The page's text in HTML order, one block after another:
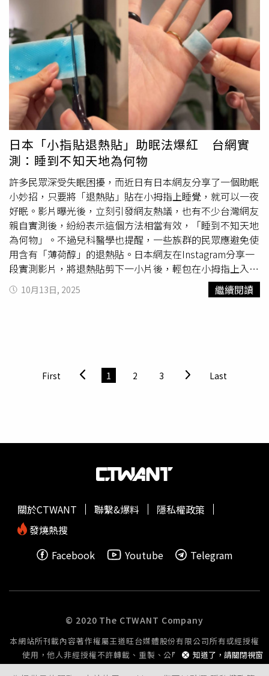
停。高寶勝雙腳被砍斷一事直到他死前仍耿耿於懷，家屬1
日舉辦告別式，高寶勝的20歲徐姓義子為完成義父遺願，1
日下午近2時許和30歲的王姓男子掌握黑狗當時前往中華路
與漢口街一段停車場停車時，立即持辣椒水朝黑狗噴灑，由
王男環抱控制黑狗的行動，徐男則動手砍斷黑狗的腳筋，以
為義父報仇。事發後，徐男和王男也未離開現場，反而是冷
眼看著在地上不斷哀嚎的黑狗，並主動撥打110電話自首，
同時表示有人需要送醫。警方獲報到場後，也立即將2人帶
回，並將黑狗緊急送醫。萬華分局指出，本案已報請台北地
檢署指揮偵辦。全案預計將在2日偵訊完畢，並依重傷害罪
移送偵辦。
日本「小指貼退熱貼」助眠法爆紅 台網實
測：睡到不知天地為何物
許多民眾深受失眠困擾，而近日有日本網友分享了一個助眠
小妙招，只要將「退熱貼」貼在小拇指上睡覺，就可以一夜
好眠。影片曝光後，立刻引發網友熱議，也有不少台灣網友
親自實測後，紛紛表示這個方法相當有效，「睡到不知天地
為何物」。不過兒科醫學也提醒，一些族群的民眾應避免使
用含有「薄荷醇」的退熱貼。日本網友在Instagram分享一
段實測影片，將退熱貼剪下一小片後，輕包在小拇指上入
睡，醒來後感覺神清氣爽，睡得非常好。原PO也解釋這麼
做的原因，由於小拇指的反射區與心臟、腎臟、自主神經相
次隔天早上有腦袋很清新的感覺」、「親測有效，很誇張，
睡到不知天地為何物」、「本身為安眠藥+眼罩+耳塞的重度
這個方法，今天自然醒，整個人神清氣爽」。不過也有網友
失眠還是去看醫生吧」、「躺了2小時還是睡不著，沒
料」、「貼了，結果晚上做了3個血腥惡夢」。事實上，馬
中若含有「薄荷醇（Menthol）」成分，不可使用於2歲以
下的嬰幼兒，使用過量恐引起呼吸中止。另患有蠶豆症、孕
病人，以及膽囊炎、膽結石、膽道阻塞、嚴重肝功能異常病
10月13日, 2025 繼續閱讀
First 1 2 3 Last
知道了，請關閉視窗
關於CTWANT 聯繫&爆料
隱私權政策
發燒熱搜
Facebook
Youtube Telegram
© 2020 The CTWANT Company
本網站所刊載內容著作權屬王道旺台媒體股份有限公司所有或經授權
使用，他人非經授權不許轉載、重製、公開播送或公開傳輸。